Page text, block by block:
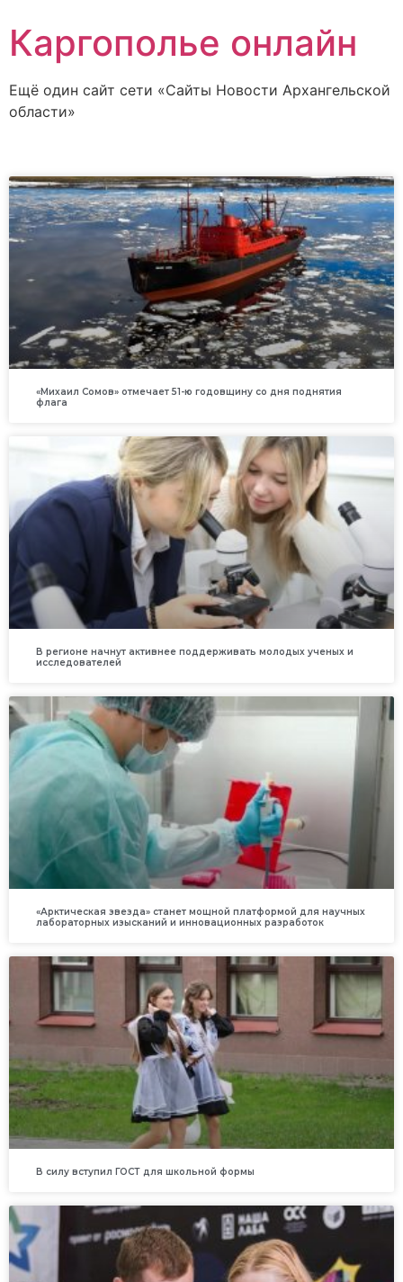
Каргополье онлайн
Ещё один сайт сети «Сайты Новости Архангельской
области»
«Михаил Сомов» отмечает 51-ю годовщину со дня поднятия
флага
В регионе начнут активнее поддерживать молодых ученых и
исследователей
«Арктическая звезда» станет мощной платформой для научных
лабораторных изысканий и инновационных разработок
В силу вступил ГОСТ для школьной формы